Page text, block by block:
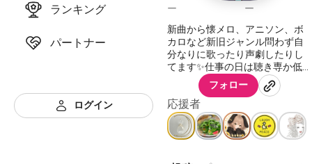
ランキング
パートナー
ログイン
ー
ー
新曲から懐メロ、アニソン、ボ
カロなど新旧ジャンル問わず自
分なりに歌ったり声劇したりし
てます✨仕事の日は聴き専か低浮
上😅休みの日に連投になっちゃ
うこと多々有りますが宜しくお
願いします✨(_ _*)✨聴いて頂け
る方有難いです(_ _*)
nana投稿開始2016.3.5～
フォロー
応援者